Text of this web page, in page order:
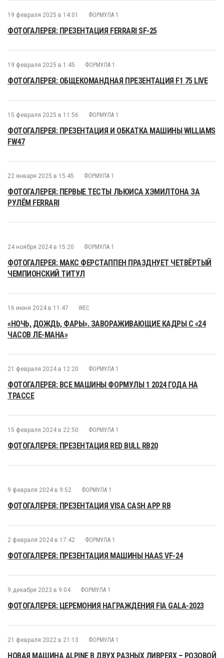
19 февраля 2025 в 14:01 ФОРМУЛА 1
ФОТОГАЛЕРЕЯ: ПРЕЗЕНТАЦИЯ FERRARI SF-25
19 февраля 2025 в 1:45 ФОРМУЛА 1
ФОТОГАЛЕРЕЯ: ОБЩЕКОМАНДНАЯ ПРЕЗЕНТАЦИЯ F1 75 LIVE
15 февраля 2025 в 11:56 ФОРМУЛА 1
ФОТОГАЛЕРЕЯ: ПРЕЗЕНТАЦИЯ И ОБКАТКА МАШИНЫ WILLIAMS
FW47
22 января 2025 в 15:45 ФОРМУЛА 1
ФОТОГАЛЕРЕЯ: ПЕРВЫЕ ТЕСТЫ ЛЬЮИСА ХЭМИЛТОНА ЗА
РУЛЁМ FERRARI
24 ноября 2024 в 15:20 ФОРМУЛА 1
ФОТОГАЛЕРЕЯ: МАКС ФЕРСТАППЕН ПРАЗДНУЕТ ЧЕТВЁРТЫЙ
ЧЕМПИОНСКИЙ ТИТУЛ
16 июня 2024 в 11:47 WEC
«НОЧЬ, ДОЖДЬ, ФАРЫ». ЗАВОРАЖИВАЮЩИЕ КАДРЫ С «24
ЧАСОВ ЛЕ-МАНА»
21 февраля 2024 в 12:20 ФОРМУЛА 1
ФОТОГАЛЕРЕЯ: ВСЕ МАШИНЫ ФОРМУЛЫ 1 2024 ГОДА НА
ТРАССЕ
15 февраля 2024 в 22:50 ФОРМУЛА 1
ФОТОГАЛЕРЕЯ: ПРЕЗЕНТАЦИЯ RED BULL RB20
9 февраля 2024 в 9:52 ФОРМУЛА 1
ФОТОГАЛЕРЕЯ: ПРЕЗЕНТАЦИЯ VISA CASH APP RB
2 февраля 2024 в 17:42 ФОРМУЛА 1
ФОТОГАЛЕРЕЯ: ПРЕЗЕНТАЦИЯ МАШИНЫ HAAS VF-24
9 декабря 2023 в 9:04 ФОРМУЛА 1
ФОТОГАЛЕРЕЯ: ЦЕРЕМОНИЯ НАГРАЖДЕНИЯ FIA GALA-2023
21 февраля 2022 в 21:13 ФОРМУЛА 1
НОВАЯ МАШИНА ALPINE В ДВУХ РАЗНЫХ ЛИВРЕЯХ – РОЗОВОЙ